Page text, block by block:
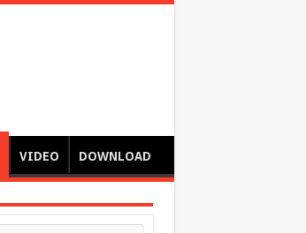
VIDEO DOWNLOAD